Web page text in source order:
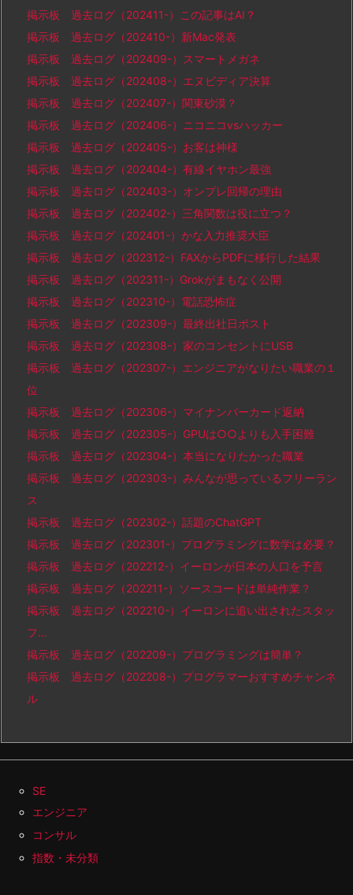
掲示板 過去ログ（202411-）この記事はAI？
掲示板 過去ログ（202410-）新Mac発表
掲示板 過去ログ（202409-）スマートメガネ
掲示板 過去ログ（202408-）エヌビディア決算
掲示板 過去ログ（202407-）関東砂漠？
掲示板 過去ログ（202406-）ニコニコvsハッカー
掲示板 過去ログ（202405-）お客は神様
掲示板 過去ログ（202404-）有線イヤホン最強
掲示板 過去ログ（202403-）オンプレ回帰の理由
掲示板 過去ログ（202402-）三角関数は役に立つ？
掲示板 過去ログ（202401-）かな入力推奨大臣
掲示板 過去ログ（202312-）FAXからPDFに移行した結果
掲示板 過去ログ（202311-）Grokがまもなく公開
掲示板 過去ログ（202310-）電話恐怖症
掲示板 過去ログ（202309-）最終出社日ポスト
掲示板 過去ログ（202308-）家のコンセントにUSB
掲示板 過去ログ（202307-）エンジニアがなりたい職業の１
位
掲示板 過去ログ（202306-）マイナンバーカード返納
掲示板 過去ログ（202305-）GPUは○○よりも入手困難
掲示板 過去ログ（202304-）本当になりたかった職業
掲示板 過去ログ（202303-）みんなが思っているフリーラン
ス
掲示板 過去ログ（202302-）話題のChatGPT
掲示板 過去ログ（202301-）プログラミングに数学は必要？
掲示板 過去ログ（202212-）イーロンが日本の人口を予言
掲示板 過去ログ（202211-）ソースコードは単純作業？
掲示板 過去ログ（202210-）イーロンに追い出されたスタッ
フ…
掲示板 過去ログ（202209-）プログラミングは簡単？
掲示板 過去ログ（202208-）プログラマーおすすめチャンネ
ル
SE
エンジニア
コンサル
指数・未分類